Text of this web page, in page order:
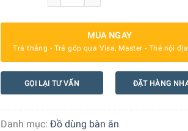
MUA NGAY
Trả thẳng - Trả góp qua Visa, Master - Thẻ nội
GỌI LẠI TƯ VẤN ĐẶT HÀNG
Danh mục: Đồ dùng bàn ăn